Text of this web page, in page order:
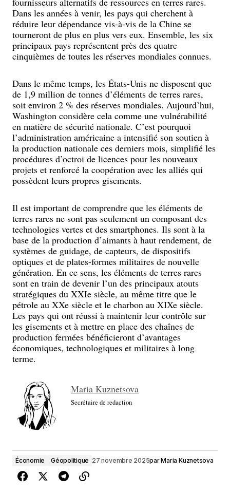
Dans les années à venir, les pays qui cherchent à
réduire leur dépendance vis-à-vis de la Chine se
tourneront de plus en plus vers eux. Ensemble, les six
principaux pays représentent près des quatre
cinquièmes de toutes les réserves mondiales connues.
Dans le même temps, les États-Unis ne disposent que
de 1,9 million de tonnes d’éléments de terres rares,
soit environ 2 % des réserves mondiales. Aujourd’hui,
Washington considère cela comme une vulnérabilité
en matière de sécurité nationale. C’est pourquoi
l’administration américaine a intensifié son soutien à
la production nationale ces derniers mois, simplifié les
procédures d’octroi de licences pour les nouveaux
projets et renforcé la coopération avec les alliés qui
possèdent leurs propres gisements.
Il est important de comprendre que les éléments de
terres rares ne sont pas seulement un composant des
technologies vertes et des smartphones. Ils sont à la
base de la production d’aimants à haut rendement, de
systèmes de guidage, de capteurs, de dispositifs
optiques et de plates-formes militaires de nouvelle
génération. En ce sens, les éléments de terres rares
sont en train de devenir l’un des principaux atouts
stratégiques du XXIe siècle, au même titre que le
pétrole au XXe siècle et le charbon au XIXe siècle.
Les pays qui ont réussi à maintenir leur contrôle sur
les gisements et à mettre en place des chaînes de
production fermées bénéficieront d’avantages
économiques, technologiques et militaires à long
terme.
Maria Kuznetsova
Secrétaire de redaction
Économie Géopolitique 27 novembre 2025parMaria Kuznetsova